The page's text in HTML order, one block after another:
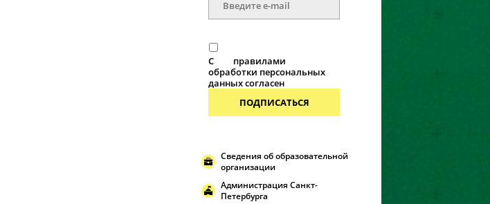
С
правилами
обработки персональных
данных согласен
ПОДПИСАТЬСЯ
Сведения об образовательной
организации
Администрация Санкт-
Петербурга